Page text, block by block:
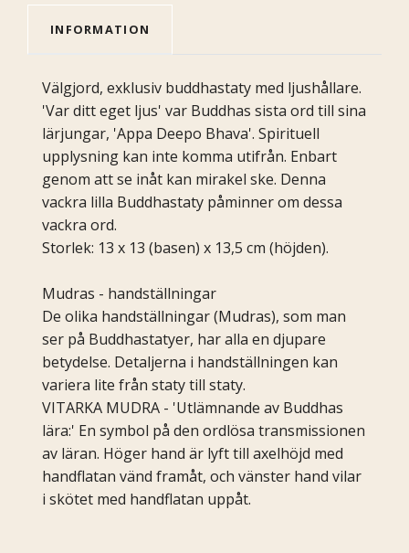
INFORMATION
Välgjord, exklusiv buddhastaty med ljushållare.
'Var ditt eget ljus' var Buddhas sista ord till sina
lärjungar, 'Appa Deepo Bhava'. Spirituell
upplysning kan inte komma utifrån. Enbart
genom att se inåt kan mirakel ske. Denna
vackra lilla Buddhastaty påminner om dessa
vackra ord.
Storlek: 13 x 13 (basen) x 13,5 cm (höjden).
Mudras - handställningar
De olika handställningar (Mudras), som man
ser på Buddhastatyer, har alla en djupare
betydelse. Detaljerna i handställningen kan
variera lite från staty till staty.
VITARKA MUDRA - 'Utlämnande av Buddhas
lära:' En symbol på den ordlösa transmissionen
av läran. Höger hand är lyft till axelhöjd med
handflatan vänd framåt, och vänster hand vilar
i skötet med handflatan uppåt.